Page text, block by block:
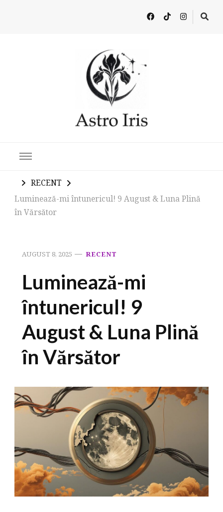
RECENT
Luminează-mi întunericul! 9 August & Luna Plină
în Vărsător
AUGUST 8, 2025 RECENT
Luminează-mi
întunericul! 9
August & Luna Plină
în Vărsător